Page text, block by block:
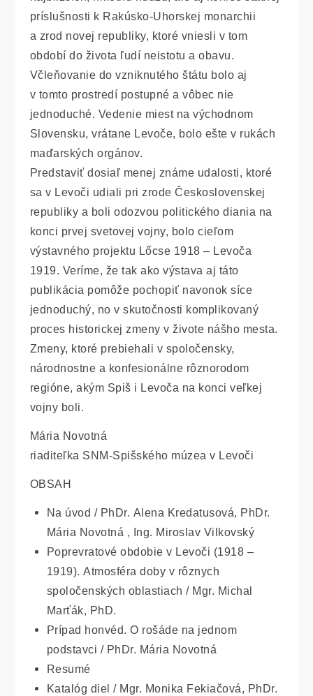
príslušnosti k Rakúsko-Uhorskej monarchii
a zrod novej republiky, ktoré vniesli v tom
období do života ľudí neistotu a obavu.
Včleňovanie do vzniknutého štátu bolo aj
v tomto prostredí postupné a vôbec nie
jednoduché. Vedenie miest na východnom
Slovensku, vrátane Levoče, bolo ešte v rukách
maďarských orgánov.
Predstaviť dosiaľ menej známe udalosti, ktoré
sa v Levoči udiali pri zrode Československej
republiky a boli odozvou politického diania na
konci prvej svetovej vojny, bolo cieľom
výstavného projektu Lőcse 1918 – Levoča
1919. Veríme, že tak ako výstava aj táto
publikácia pomôže pochopiť navonok síce
jednoduchý, no v skutočnosti komplikovaný
proces historickej zmeny v živote nášho mesta.
Zmeny, ktoré prebiehali v spoločensky,
národnostne a konfesionálne rôznorodom
regióne, akým Spiš i Levoča na konci veľkej
vojny boli.
Mária Novotná
riaditeľka SNM-Spišského múzea v Levoči
OBSAH
Na úvod / PhDr. Alena Kredatusová, PhDr.
Mária Novotná , Ing. Miroslav Vilkovský
Poprevratové obdobie v Levoči (1918 –
1919). Atmosféra doby v rôznych
spoločenských oblastiach / Mgr. Michal
Marťák, PhD.
Prípad honvéd. O rošáde na jednom
podstavci / PhDr. Mária Novotná
Resumé
Katalóg diel / Mgr. Monika Fekiačová, PhDr.